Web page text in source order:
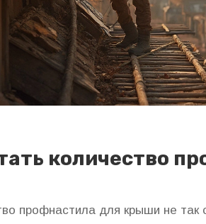
количество
профнастила для крыши не так